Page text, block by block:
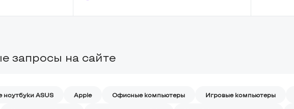
запросы на сайте
ноутбуки ASUS Apple Офисные компьютеры Игровые компьютеры